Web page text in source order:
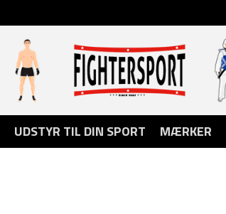
UDSTYR TIL DIN SPORT MÆRKER